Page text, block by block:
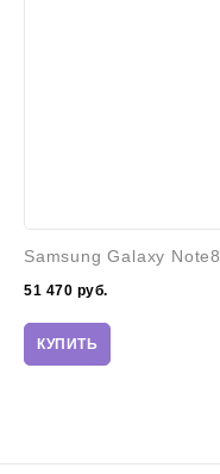
Samsung Galaxy Note8
51 470 руб.
КУПИТЬ